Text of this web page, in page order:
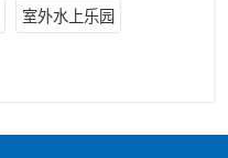
室外水上乐园